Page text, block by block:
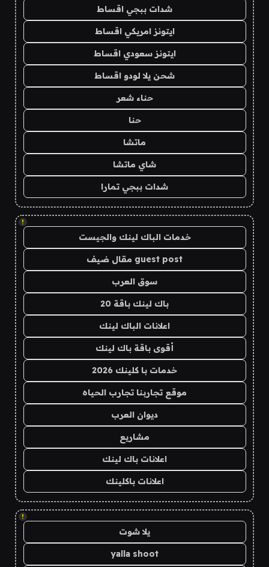
شدات ببجي اقساط
ايتونز امريكي اقساط
ايتونز سعودي اقساط
شحن يلا لودو اقساط
حناء شعر
حنا
ماتشا
شاي ماتشا
شدات ببجي تمارا
!
خدمات الباك لينك والجيست
guest post مقال ضيف
سوق العرب
باك لينك باقة 20
اعلانات الباك لينك
أقوى باقة باك لينك
خدمات با كلينك 2026
موقع تجاربنا تجارب الحياه
ديوان العرب
مشاريع
اعلانات باك لينك
اعلانات باكلينك
!
يلا شوت
yalla shoot